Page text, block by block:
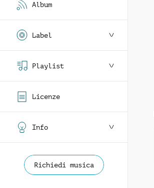
Album
Label
Playlist
Licenze
Info
Richiedi musica